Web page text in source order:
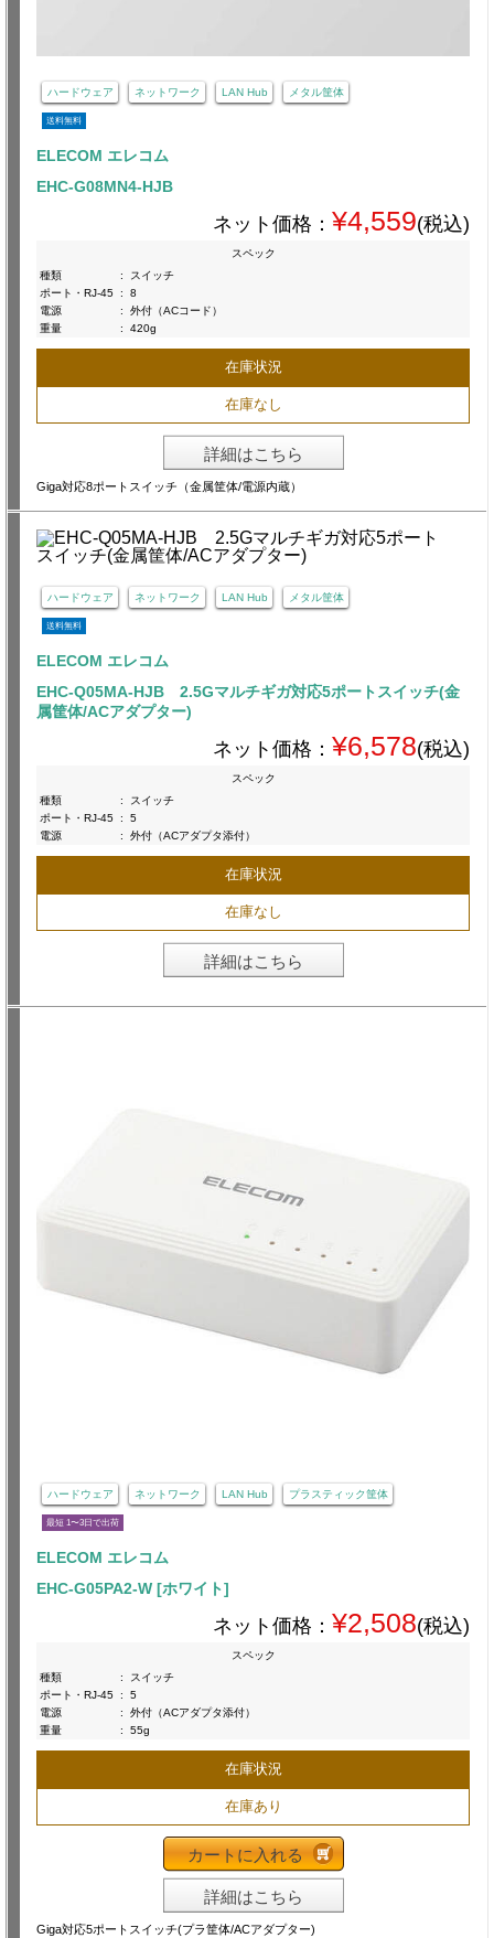
ハードウェア ネットワーク LAN Hub メタル筐体
送料無料
ELECOM エレコム
EHC-G08MN4-HJB
ネット価格： ¥4,559(税込)
スペック
種類
:
スイッチ
ポート・RJ-45 :
8
電源
:
外付（ACコード）
重量
: 420g
在庫状況
在庫なし
詳細はこちら
Giga対応8ポートスイッチ（金属筐体/電源内蔵）
ハードウェア ネットワーク LAN Hub メタル筐体
送料無料
ELECOM エレコム
EHC-Q05MA-HJB 2.5Gマルチギガ対応5ポートスイッチ(金
属筐体/ACアダプター)
ネット価格： ¥6,578(税込)
スペック
種類
:
スイッチ
ポート・RJ-45 :
5
電源
: 外付（ACアダプタ添付）
在庫状況
在庫なし
詳細はこちら
ハードウェア ネットワーク LAN Hub プラスティック筐体
最短 1〜3日で出荷
ELECOM エレコム
EHC-G05PA2-W [ホワイト]
ネット価格： ¥2,508(税込)
スペック
種類
:
スイッチ
ポート・RJ-45 :
5
電源
:
外付（ACアダプタ添付）
重量
: 55g
在庫状況
在庫あり
カートに入れる
詳細はこちら
Giga対応5ポートスイッチ(プラ筐体/ACアダプター)